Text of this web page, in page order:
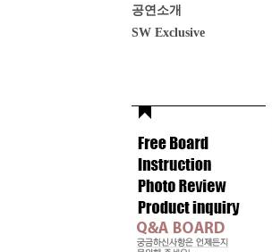
공연소개
SW Exclusive